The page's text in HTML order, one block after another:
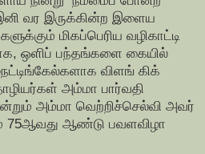
வர இருக்கின்ற இளைய
மிகப்பெரிய வழிகாட்டி
ஒளிப் பந்தங்களை கையில்
விளங் கிக்
அம்மா பார்வதி
அம்மா வெற்றிச்செல்வி அவர்
75ஆவது ஆண்டு பவளவிழா